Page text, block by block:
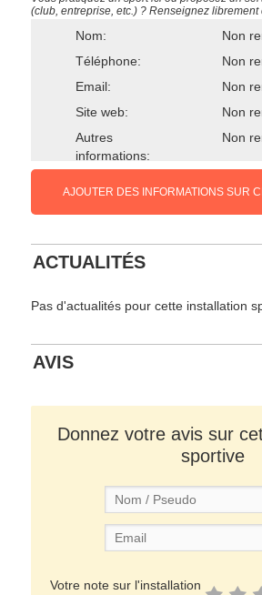
(club, entreprise, etc.) ? Renseignez librement
Nom:
Non
Téléphone:
Non
Email:
Non
Site web:
Non
Autres
informations:
Non
AJOUTER DES INFORMATIONS SUR
ACTUALITÉS
Pas d'actualités pour cette installation
AVIS
Donnez votre avis sur
sportive
Votre note sur l'installation